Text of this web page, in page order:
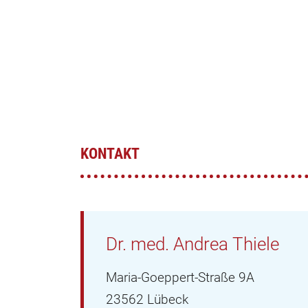
KONTAKT
Dr. med. Andrea Thiele
Maria-Goeppert-Straße 9A
23562 Lübeck